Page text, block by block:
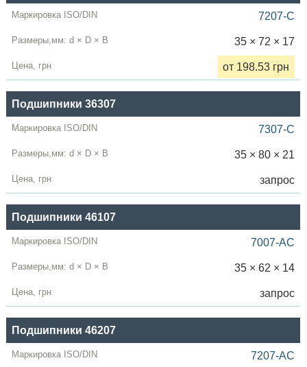
7207-C
35 × 72 × 17
от 198.53 грн
Подшипники 36307
7307-C
35 × 80 × 21
запрос
Подшипники 46107
7007-AC
35 × 62 × 14
запрос
Подшипники 46207
7207-AC